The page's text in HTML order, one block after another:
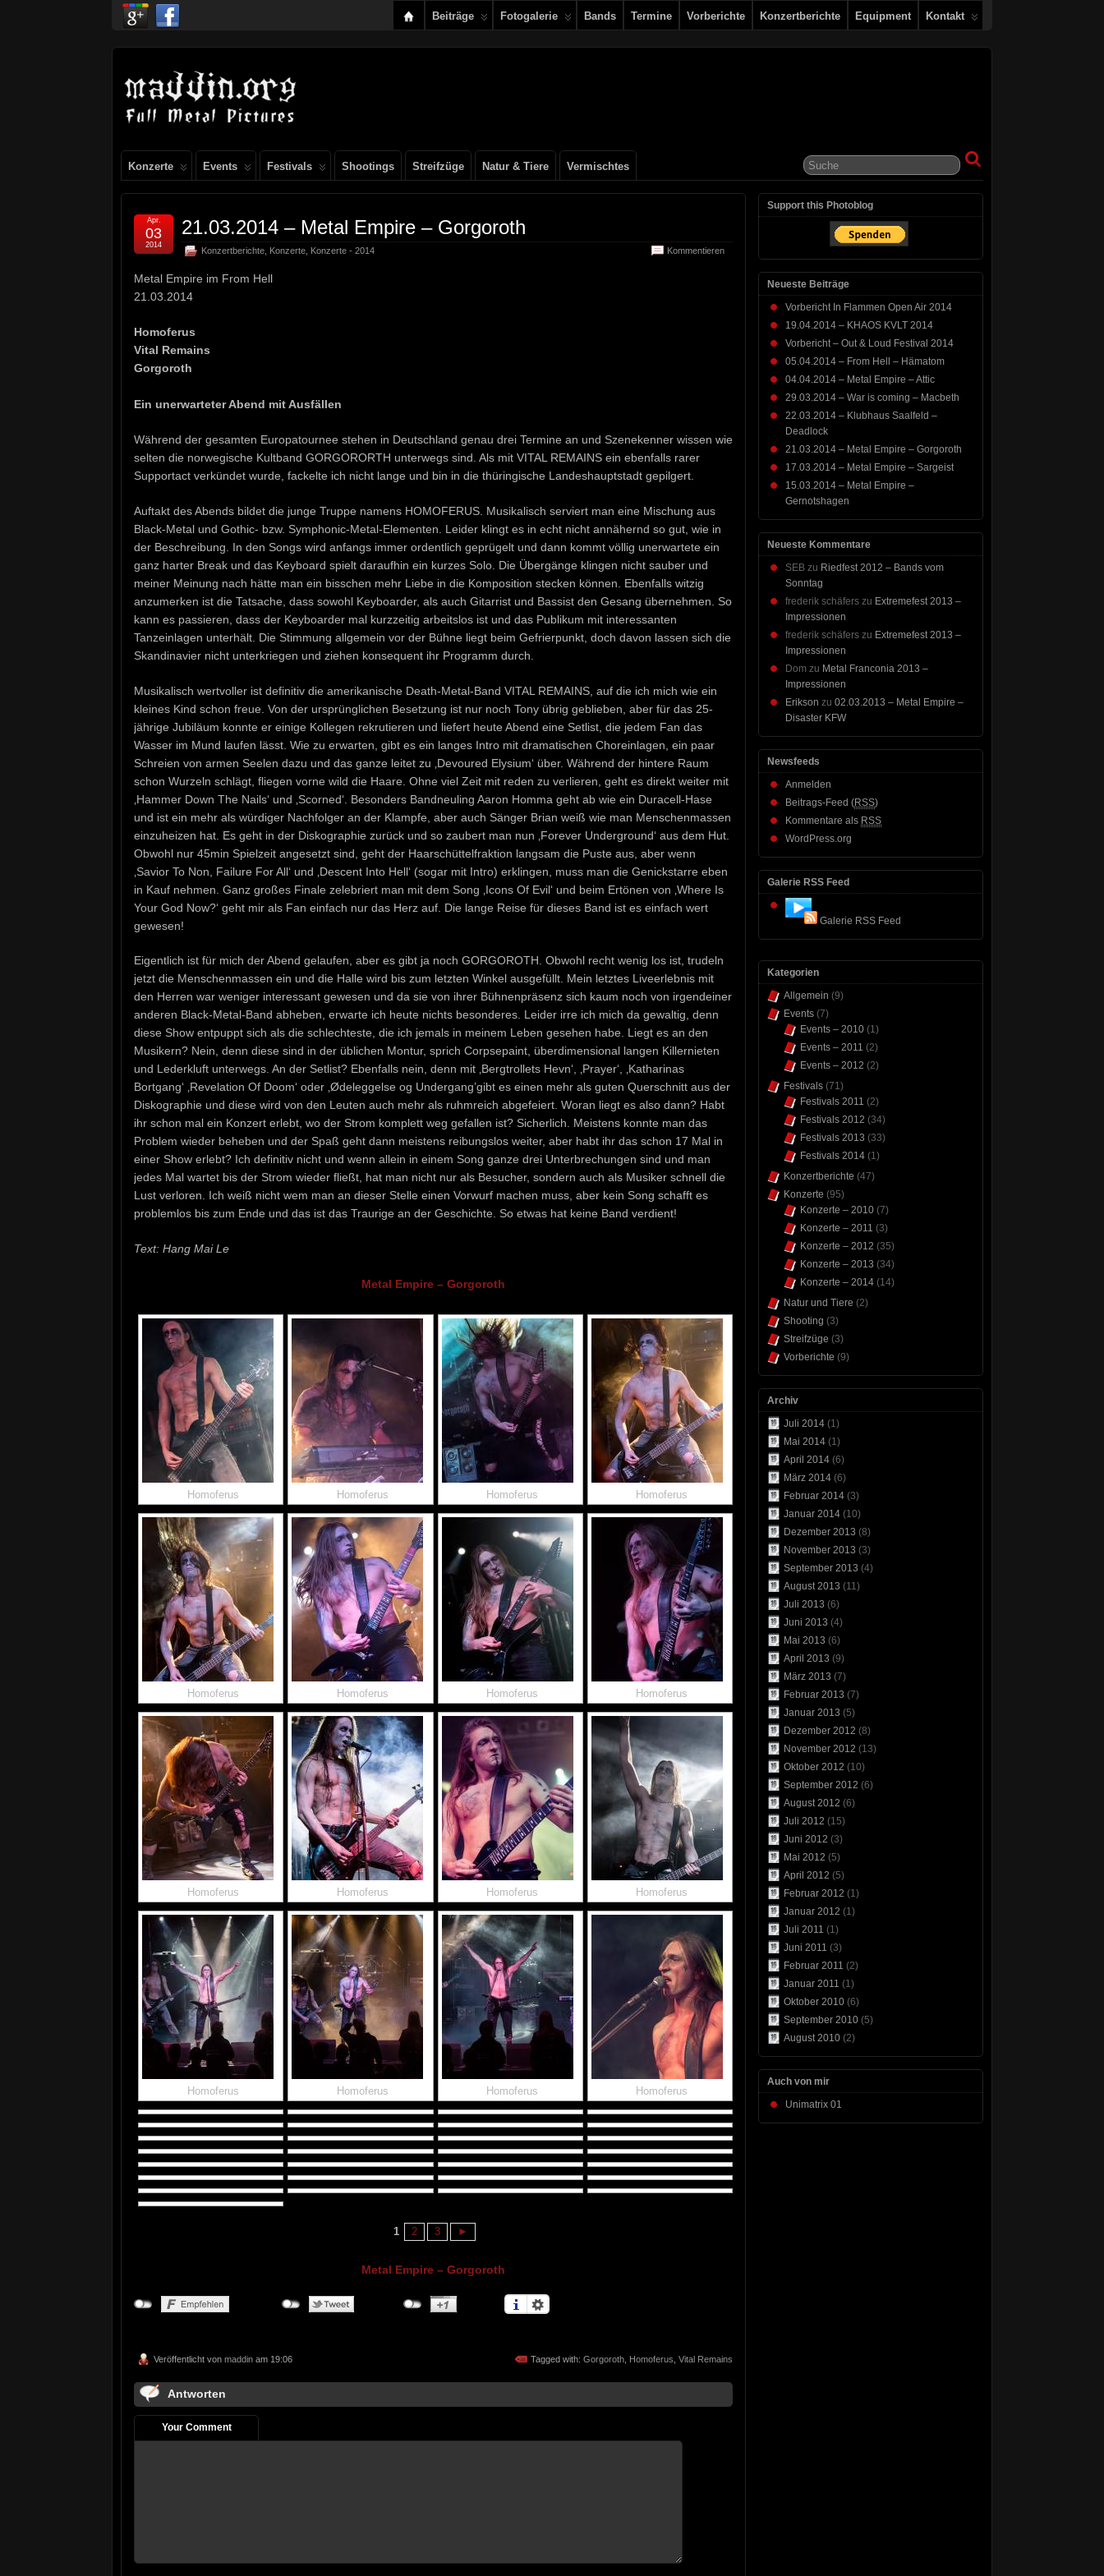
Beiträge Fotogalerie Bands Termine Vorberichte Konzertberichte Equipment Kontakt
Konzerte Events Festivals Shootings Streifzüge Natur & Tiere Vermischtes
21.03.2014 – Metal Empire – Gorgoroth
Konzertberichte Konzerte Konzerte - 2014 Kommentieren
Apr.
03
2014
Metal Empire im From Hell
21.03.2014
Homoferus
Vital Remains
Gorgoroth
Ein unerwarteter Abend mit Ausfällen
Während der gesamten Europatournee stehen in Deutschland genau drei Termine an und Szenekenner wissen wie
selten die norwegische Kultband GORGORORTH unterwegs sind. Als mit VITAL REMAINS ein ebenfalls rarer
Supportact verkündet wurde, fackelte ich nicht lange und bin in die thüringische Landeshauptstadt gepilgert.
Auftakt des Abends bildet die junge Truppe namens HOMOFERUS. Musikalisch serviert man eine Mischung aus
Black-Metal und Gothic- bzw. Symphonic-Metal-Elementen. Leider klingt es in echt nicht annähernd so gut, wie in
der Beschreibung. In den Songs wird anfangs immer ordentlich geprügelt und dann kommt völlig unerwartete ein
ganz harter Break und das Keyboard spielt daraufhin ein kurzes Solo. Die Übergänge klingen nicht sauber und
meiner Meinung nach hätte man ein bisschen mehr Liebe in die Komposition stecken können. Ebenfalls witzig
anzumerken ist die Tatsache, dass sowohl Keyboarder, als auch Gitarrist und Bassist den Gesang übernehmen. So
kann es passieren, dass der Keyboarder mal kurzzeitig arbeitslos ist und das Publikum mit interessanten
Tanzeinlagen unterhält. Die Stimmung allgemein vor der Bühne liegt beim Gefrierpunkt, doch davon lassen sich die
Skandinavier nicht unterkriegen und ziehen konsequent ihr Programm durch.
Musikalisch wertvoller ist definitiv die amerikanische Death-Metal-Band VITAL REMAINS, auf die ich mich wie ein
kleines Kind schon freue. Von der ursprünglichen Besetzung ist nur noch Tony übrig geblieben, aber für das 25-
jährige Jubiläum konnte er einige Kollegen rekrutieren und liefert heute Abend eine Setlist, die jedem Fan das
Wasser im Mund laufen lässt. Wie zu erwarten, gibt es ein langes Intro mit dramatischen Choreinlagen, ein paar
Schreien von armen Seelen dazu und das ganze leitet zu ‚Devoured Elysium‘ über. Während der hintere Raum
schon Wurzeln schlägt, fliegen vorne wild die Haare. Ohne viel Zeit mit reden zu verlieren, geht es direkt weiter mit
‚Hammer Down The Nails‘ und ‚Scorned‘. Besonders Bandneuling Aaron Homma geht ab wie ein Duracell-Hase
und ist ein mehr als würdiger Nachfolger an der Klampfe, aber auch Sänger Brian weiß wie man Menschenmassen
einzuheizen hat. Es geht in der Diskographie zurück und so zaubert man nun ‚Forever Underground‘ aus dem Hut.
Obwohl nur 45min Spielzeit angesetzt sind, geht der Haarschüttelfraktion langsam die Puste aus, aber wenn
‚Savior To Non, Failure For All‘ und ‚Descent Into Hell‘ (sogar mit Intro) erklingen, muss man die Genickstarre eben
in Kauf nehmen. Ganz großes Finale zelebriert man mit dem Song ‚Icons Of Evil‘ und beim Ertönen von ‚Where Is
Your God Now?‘ geht mir als Fan einfach nur das Herz auf. Die lange Reise für dieses Band ist es einfach wert
gewesen!
Eigentlich ist für mich der Abend gelaufen, aber es gibt ja noch GORGOROTH. Obwohl recht wenig los ist, trudeln
jetzt die Menschenmassen ein und die Halle wird bis zum letzten Winkel ausgefüllt. Mein letztes Liveerlebnis mit
den Herren war weniger interessant gewesen und da sie von ihrer Bühnenpräsenz sich kaum noch von irgendeiner
anderen Black-Metal-Band abheben, erwarte ich heute nichts besonderes. Leider irre ich mich da gewaltig, denn
diese Show entpuppt sich als die schlechteste, die ich jemals in meinem Leben gesehen habe. Liegt es an den
Musikern? Nein, denn diese sind in der üblichen Montur, sprich Corpsepaint, überdimensional langen Killernieten
und Lederkluft unterwegs. An der Setlist? Ebenfalls nein, denn mit ‚Bergtrollets Hevn‘, ‚Prayer‘, ‚Katharinas
Bortgang‘ ‚Revelation Of Doom‘ oder ‚Ødeleggelse og Undergang’gibt es einen mehr als guten Querschnitt aus der
Diskographie und diese wird von den Leuten auch mehr als ruhmreich abgefeiert. Woran liegt es also dann? Habt
ihr schon mal ein Konzert erlebt, wo der Strom komplett weg gefallen ist? Sicherlich. Meistens konnte man das
Problem wieder beheben und der Spaß geht dann meistens reibungslos weiter, aber habt ihr das schon 17 Mal in
einer Show erlebt? Ich definitiv nicht und wenn allein in einem Song ganze drei Unterbrechungen sind und man
jedes Mal wartet bis der Strom wieder fließt, hat man nicht nur als Besucher, sondern auch als Musiker schnell die
Lust verloren. Ich weiß nicht wem man an dieser Stelle einen Vorwurf machen muss, aber kein Song schafft es
problemlos bis zum Ende und das ist das Traurige an der Geschichte. So etwas hat keine Band verdient!
Text: Hang Mai Le
Metal Empire – Gorgoroth
Homoferus Homoferus Homoferus Homoferus
Homoferus Homoferus Homoferus Homoferus
Homoferus Homoferus Homoferus Homoferus
Homoferus Homoferus Homoferus Homoferus
1 2 3 ►
Metal Empire – Gorgoroth
Veröffentlicht von maddin am 19:06 Tagged with: Gorgoroth Homoferus Vital Remains
Antworten
Your Comment
Support this Photoblog
Neueste Beiträge
Vorbericht In Flammen Open Air 2014
19.04.2014 – KHAOS KVLT 2014
Vorbericht – Out & Loud Festival 2014
05.04.2014 – From Hell – Hämatom
04.04.2014 – Metal Empire – Attic
29.03.2014 – War is coming – Macbeth
22.03.2014 – Klubhaus Saalfeld –
Deadlock
21.03.2014 – Metal Empire – Gorgoroth
17.03.2014 – Metal Empire – Sargeist
15.03.2014 – Metal Empire –
Gernotshagen
Neueste Kommentare
SEB zu Riedfest 2012 – Bands vom
Sonntag
frederik schäfers zu Extremefest 2013 –
Impressionen
frederik schäfers zu Extremefest 2013 –
Impressionen
Dom zu Metal Franconia 2013 –
Impressionen
Erikson zu 02.03.2013 – Metal Empire –
Disaster KFW
Newsfeeds
Anmelden
Beitrags-Feed (RSS)
Kommentare als RSS
WordPress.org
Galerie RSS Feed
Galerie RSS Feed
Kategorien
Allgemein (9)
Events (7)
Events – 2010 (1)
Events – 2011 (2)
Events – 2012 (2)
Festivals (71)
Festivals 2011 (2)
Festivals 2012 (34)
Festivals 2013 (33)
Festivals 2014 (1)
Konzertberichte (47)
Konzerte (95)
Konzerte – 2010 (7)
Konzerte – 2011 (3)
Konzerte – 2012 (35)
Konzerte – 2013 (34)
Konzerte – 2014 (14)
Natur und Tiere (2)
Shooting (3)
Streifzüge (3)
Vorberichte (9)
Archiv
Juli 2014 (1)
Mai 2014 (1)
April 2014 (6)
März 2014 (6)
Februar 2014 (3)
Januar 2014 (10)
Dezember 2013 (8)
November 2013 (3)
September 2013 (4)
August 2013 (11)
Juli 2013 (6)
Juni 2013 (4)
Mai 2013 (6)
April 2013 (9)
März 2013 (7)
Februar 2013 (7)
Januar 2013 (5)
Dezember 2012 (8)
November 2012 (13)
Oktober 2012 (10)
September 2012 (6)
August 2012 (6)
Juli 2012 (15)
Juni 2012 (3)
Mai 2012 (5)
April 2012 (5)
Februar 2012 (1)
Januar 2012 (1)
Juli 2011 (1)
Juni 2011 (3)
Februar 2011 (2)
Januar 2011 (1)
Oktober 2010 (6)
September 2010 (5)
August 2010 (2)
Auch von mir
Unimatrix 01